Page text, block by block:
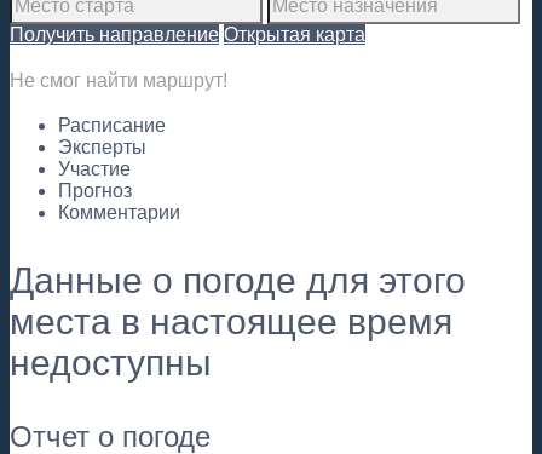
Получить направление Открытая карта
Не смог найти маршрут!
Расписание
Эксперты
Участие
Прогноз
Комментарии
Данные о погоде для этого
места в настоящее время
недоступны
Отчет о погоде